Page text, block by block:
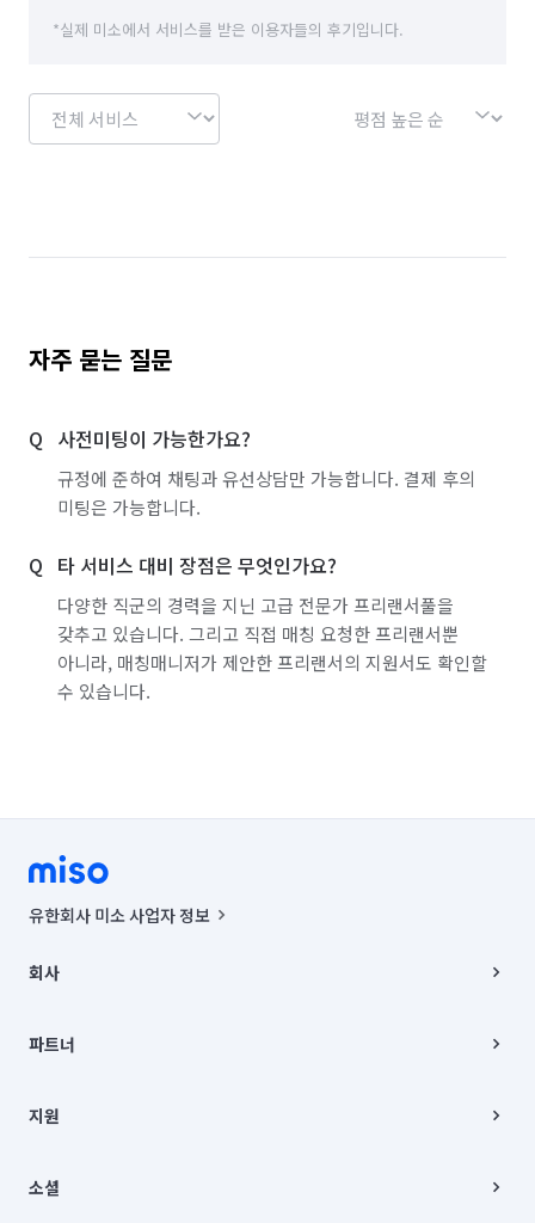
*실제 미소에서 서비스를 받은 이용자들의 후기입니다.
자주 묻는 질문
사전미팅이 가능한가요?
규정에 준하여 채팅과 유선상담만 가능합니다. 결제 후의
미팅은 가능합니다.
타 서비스 대비 장점은 무엇인가요?
다양한 직군의 경력을 지닌 고급 전문가 프리랜서풀을
갖추고 있습니다. 그리고 직접 매칭 요청한 프리랜서뿐
아니라, 매칭매니저가 제안한 프리랜서의 지원서도 확인할
수 있습니다.
유한회사 미소 사업자 정보
00019 |
주소 | 본사: 서울특별시 종로구 율곡로 6(중학동, 트윈트리빌딩) B동 5층
컨택센터 : 서울특별시 종로구 수송동 율곡로 24, 7층, 8층 미소
상품, 상품정보, 거래에 관한 의무와 책임은 거래당사자에게 있습니다.
언론 보도 관련 문의:
© 유한회사 미소. Miso, Inc. All Rights Reserved.
회사
채용
파트너
이사
지원
이용약관
소셜